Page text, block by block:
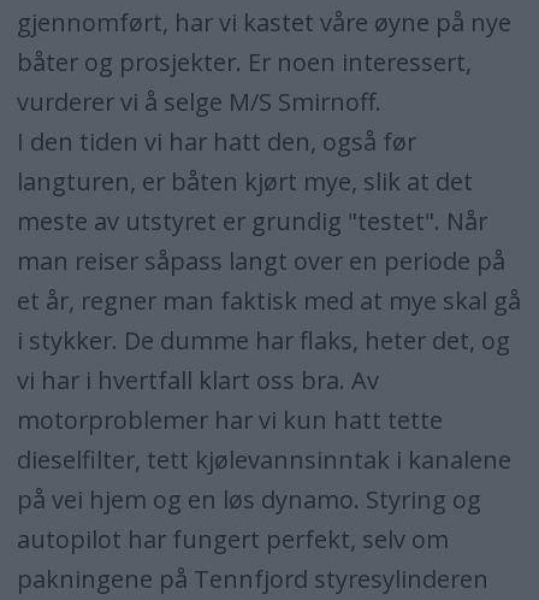
gjennomført, har vi kastet våre øyne på nye
båter og prosjekter. Er noen interessert,
vurderer vi å selge M/S Smirnoff.
I den tiden vi har hatt den, også før
langturen, er båten kjørt mye, slik at det
meste av utstyret er grundig "testet". Når
man reiser såpass langt over en periode på
et år, regner man faktisk med at mye skal gå
i stykker. De dumme har flaks, heter det, og
vi har i hvertfall klart oss bra. Av
motorproblemer har vi kun hatt tette
dieselfilter, tett kjølevannsinntak i kanalene
på vei hjem og en løs dynamo. Styring og
autopilot har fungert perfekt, selv om
pakningene på Tennfjord styresylinderen